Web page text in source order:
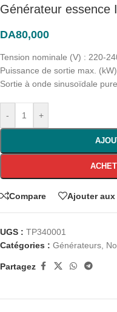
Générateur essence
DA80,000
Tension nominale (V) : 220-
Puissance de sortie max.
Sortie à onde sinusoïdale
- +
Compare Ajouter
UGS : TP340001
Catégories : Générateurs,
Partagez